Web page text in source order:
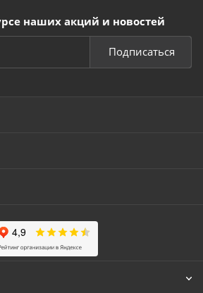
наших акций и новостей
Подписаться